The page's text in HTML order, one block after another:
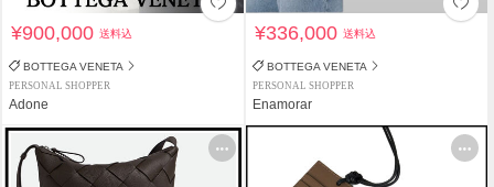
¥900,000送料込
BOTTEGA VENETA
PERSONAL SHOPPER
Adone
¥336,000送料込
BOTTEGA VENETA
PERSONAL SHOPPER
Enamorar